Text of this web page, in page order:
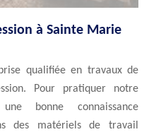
à Sainte Marie
qualifiée en travaux de
Pour pratiquer notre
bonne connaissance
des matériels de travail